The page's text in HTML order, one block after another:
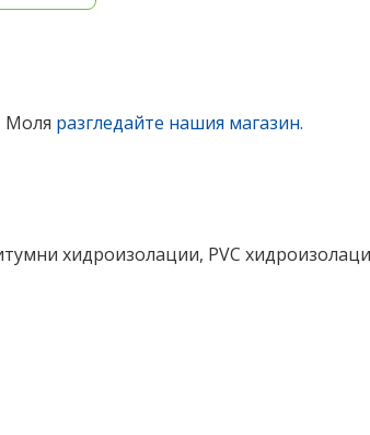
Моля разгледайте нашия магазин.
хидроизолации, PVC